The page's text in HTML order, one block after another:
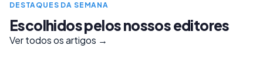
DESTAQUES DA SEMANA
Escolhidos pelos nossos editores
Ver todos os artigos →